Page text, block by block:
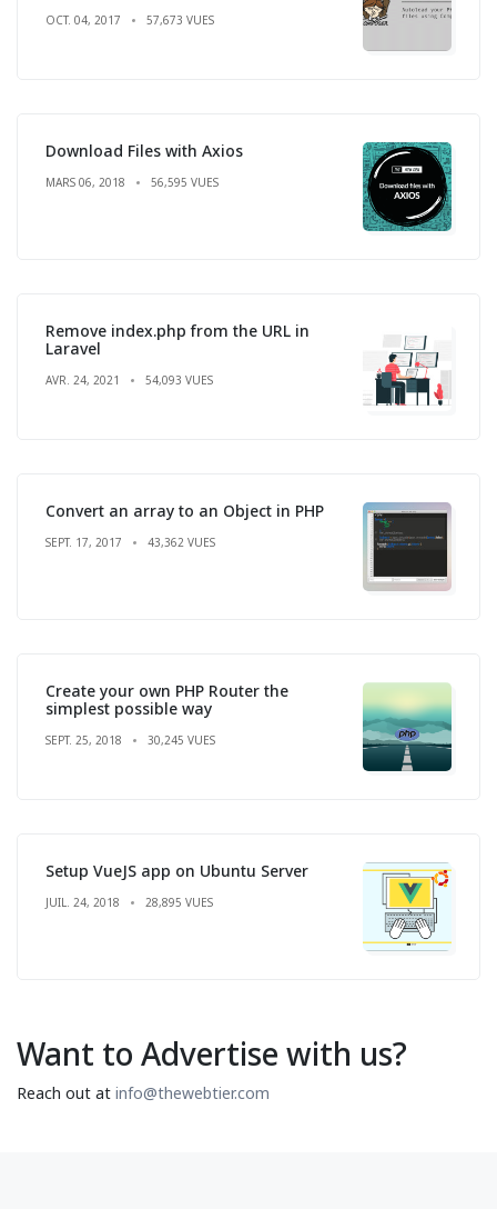
OCT. 04, 2017 57,673 VUES
Download Files with Axios
MARS 06, 2018 56,595 VUES
Remove index.php from the URL in
Laravel
AVR. 24, 2021 54,093 VUES
Convert an array to an Object in PHP
SEPT. 17, 2017 43,362 VUES
Create your own PHP Router the
simplest possible way
SEPT. 25, 2018 30,245 VUES
Setup VueJS app on Ubuntu Server
JUIL. 24, 2018 28,895 VUES
Want to Advertise with us?
Reach out at info@thewebtier.com